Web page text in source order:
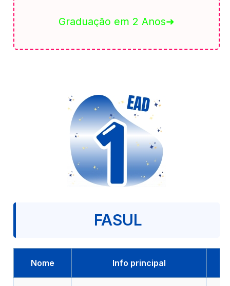
Graduação em 2 Anos➜
FASUL
Nome Info principal